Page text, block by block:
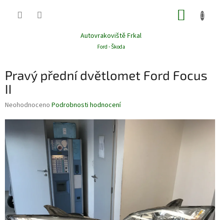
Autovrakoviště Frkal
Ford - Škoda
Pravý přední dvětlomet Ford Focus
II
Průměrné
je
0,0
z
5
hvězdiček.
Neohodnoceno Podrobnosti hodnocení